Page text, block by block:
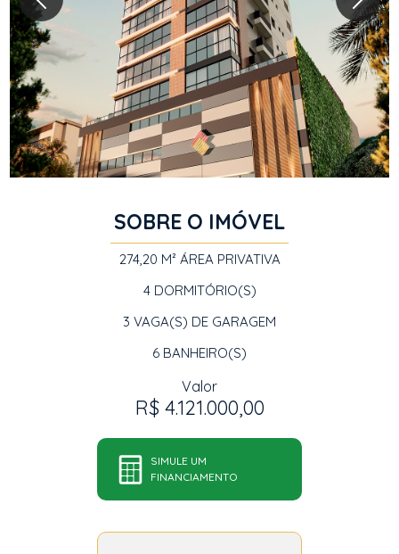
SOBRE O IMÓVEL
274,20 M² ÁREA PRIVATIVA
4DORMITÓRIO(S)
3 VAGA(S) DE GARAGEM
6 BANHEIRO(S)
Valor
R$ 4.121.000,00
SIMULE UM
FINANCIAMENTO